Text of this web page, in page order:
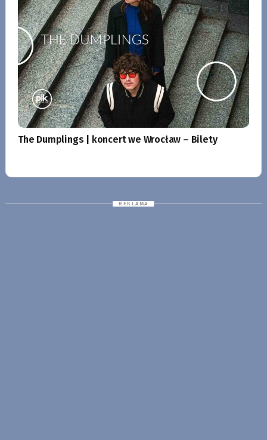
The Dumplings | koncert we Wrocław – Bilety